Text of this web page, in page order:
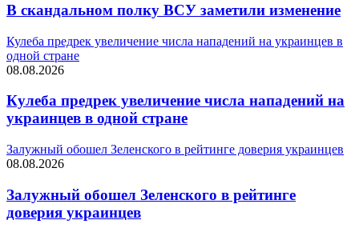
В скандальном полку ВСУ заметили изменение
Кулеба предрек увеличение числа нападений на украинцев в
одной стране
08.08.2026
Кулеба предрек увеличение числа нападений на
украинцев в одной стране
Залужный обошел Зеленского в рейтинге доверия украинцев
08.08.2026
Залужный обошел Зеленского в рейтинге
доверия украинцев